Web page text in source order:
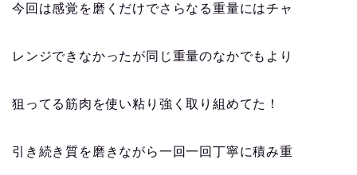
今回は感覚を磨くだけでさらなる重量にはチャ
レンジできなかったが同じ重量のなかでもより
狙ってる筋肉を使い粘り強く取り組めてた！
引き続き質を磨きながら一回一回丁寧に積み重